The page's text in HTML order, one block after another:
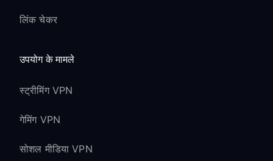
players से छिपा रहता है
DDoS attacks से बचाता है
attempts को रोकता है
आपके network को lag switches और अन्य
लिंक चेकर
उपयोग के मामले
स्ट्रीमिंग VPN
गेमिंग VPN
सोशल मीडिया VPN